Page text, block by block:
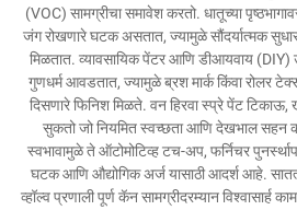
(VOC) सामग्रीचा समावेश करतो. धातूच्या
जंग रोखणारे घटक असतात, ज्यामुळे सौंदर्यात्मक
मिळतात. व्यावसायिक पेंटर आणि डीआयवाय (DIY)
गुणधर्म आवडतात, ज्यामुळे ब्रश मार्क किंवा रोलर
दिसणारे फिनिश मिळते. वन हिरवा स्प्रे पेंट टिकाऊ,
सुकतो जो नियमित स्वच्छता आणि देखभाल सहन
स्वभावामुळे ते ऑटोमोटिव्ह टच-अप, फर्निचर
घटक आणि औद्योगिक अर्ज यासाठी आदर्श आहे.
व्हॉल्व प्रणाली पूर्ण कॅन सामग्रीदरम्यान विश्वासार्ह